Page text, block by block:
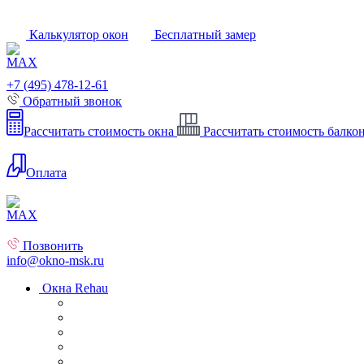
Калькулятор окон Бесплатный замер
+7 (495) 478-12-61
Обратный звонок
Рассчитать стоимость окна Рассчитать стоимость
Оплата
Позвонить
info@okno-msk.ru
Окна Rehau